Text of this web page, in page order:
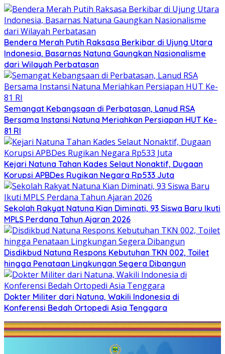
Bendera Merah Putih Raksasa Berkibar di Ujung Utara
Indonesia, Basarnas Natuna Gaungkan Nasionalisme
dari Wilayah Perbatasan
Semangat Kebangsaan di Perbatasan, Lanud RSA
Bersama Instansi Natuna Meriahkan Persiapan HUT Ke-
81 RI
Kejari Natuna Tahan Kades Selaut Nonaktif, Dugaan
Korupsi APBDes Rugikan Negara Rp533 Juta
Sekolah Rakyat Natuna Kian Diminati, 93 Siswa Baru Ikuti
MPLS Perdana Tahun Ajaran 2026
Disdikbud Natuna Respons Kebutuhan TKN 002, Toilet
hingga Penataan Lingkungan Segera Dibangun
Dokter Militer dari Natuna, Wakili Indonesia di
Konferensi Bedah Ortopedi Asia Tenggara